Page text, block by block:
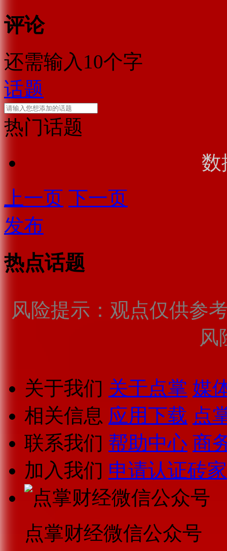
评论
还需输入10个字
话题
热门话题
数
上一页 下一页
发布
热点话题
风险提示：观点仅供参
风
关于我们 关于点掌 媒
相关信息 应用下载 点
联系我们 帮助中心 商
加入我们 申请认证砖家
点掌财经微信公众号